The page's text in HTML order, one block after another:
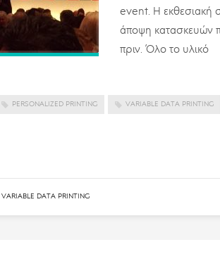
event. Η εκθεσιακή
άποψη κατασκευών
πριν. Όλο το υλικό
PERSONALIZED PRINTING VARIABLE DATA PRINTING
VARIABLE DATA PRINTING